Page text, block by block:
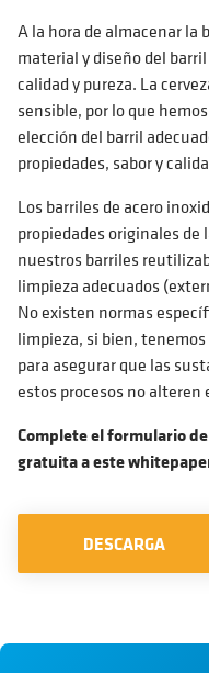
A la hora de almacenar la
material y diseño del
calidad y pureza. La
sensible, por lo que
elección del barril
propiedades, sabor y
Los barriles de acero
propiedades originales de
nuestros barriles
limpieza adecuados
No existen normas
limpieza, si bien,
para asegurar que las
estos procesos no alteren
Complete el formulario
gratuita a este
DESCARGA